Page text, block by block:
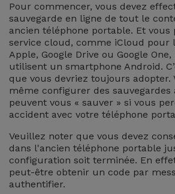
Marques
Voir
tout
Chaînes
de
Téléphone
Gadgets
et
Maison
Portefeuilles,
Pour commencer, vous devez
sauvegarde en ligne de tout le
ancien téléphone portable. Et
service cloud, comme iCloud pour
Apple, Google Drive ou Google
utilisent un smartphone Android.
que vous devriez toujours adopter.
même configurer des
peuvent vous « sauver » si vous
accident avec votre téléphone
Veuillez noter que vous devez
dans l'ancien téléphone portable
configuration soit terminée. En
peut-être obtenir un code par
authentifier.